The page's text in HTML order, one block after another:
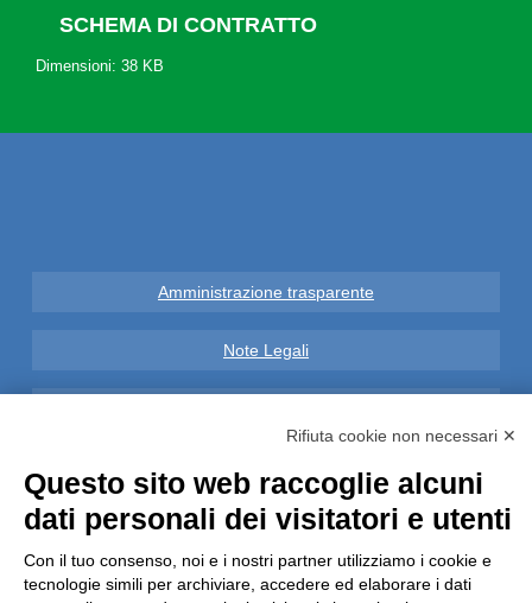
SCHEMA DI CONTRATTO
Dimensioni: 38 KB
Amministrazione trasparente
Note Legali
Reclami
Rimborsi ed Indennizzi
Rifiuta cookie non necessari ✕
Questo sito web raccoglie alcuni
dati personali dei visitatori e utenti
Con il tuo consenso, noi e i nostri partner utilizziamo i cookie e
tecnologie simili per archiviare, accedere ed elaborare i dati